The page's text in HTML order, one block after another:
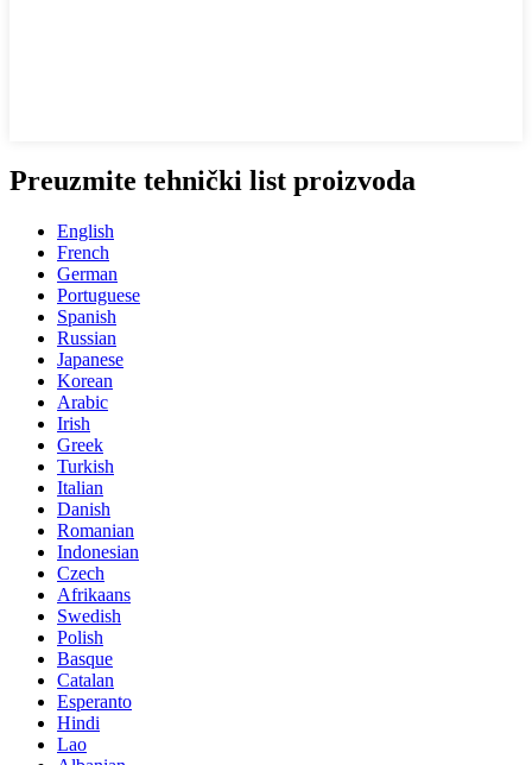
Preuzmite tehnički list proizvoda
English
French
German
Portuguese
Spanish
Russian
Japanese
Korean
Arabic
Irish
Greek
Turkish
Italian
Danish
Romanian
Indonesian
Czech
Afrikaans
Swedish
Polish
Basque
Catalan
Esperanto
Hindi
Lao